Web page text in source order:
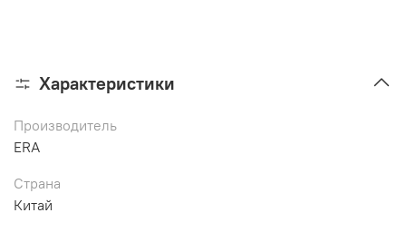
Характеристики
Производитель
ERA
Страна
Китай